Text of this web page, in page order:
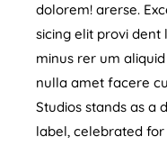
dolorem! arerse.
sicing elit provi
minus rer um
nulla amet facere
Studios stands as a
label, celebrated